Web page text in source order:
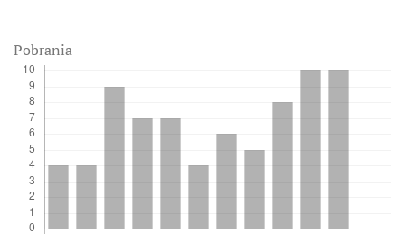
Pobrania